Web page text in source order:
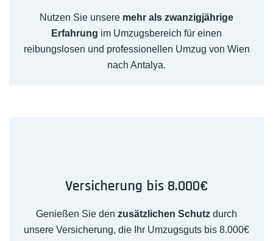
Nutzen Sie unsere mehr als zwanzigjährige
Erfahrung im Umzugsbereich für einen
reibungslosen und professionellen Umzug von Wien
nach Antalya.
Versicherung bis 8.000€
Genießen Sie den zusätzlichen Schutz durch
unsere Versicherung, die Ihr Umzugsguts bis 8.000€